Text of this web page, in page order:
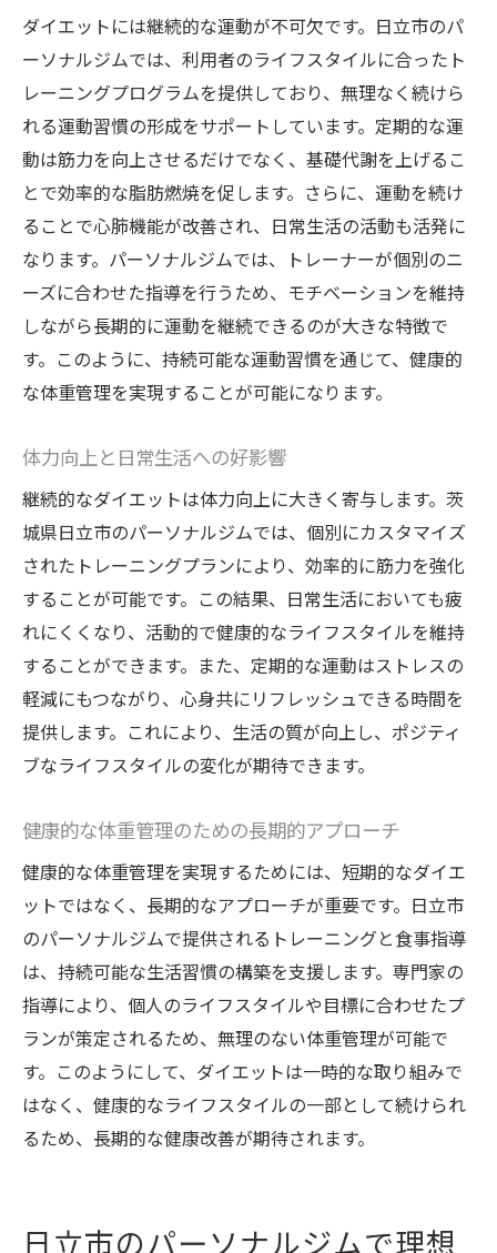
ダイエットには継続的な運動が不可欠です。日立市のパ
ーソナルジムでは、利用者のライフスタイルに合ったト
レーニングプログラムを提供しており、無理なく続けら
れる運動習慣の形成をサポートしています。定期的な運
動は筋力を向上させるだけでなく、基礎代謝を上げるこ
とで効率的な脂肪燃焼を促します。さらに、運動を続け
ることで心肺機能が改善され、日常生活の活動も活発に
なります。パーソナルジムでは、トレーナーが個別のニ
ーズに合わせた指導を行うため、モチベーションを維持
しながら長期的に運動を継続できるのが大きな特徴で
す。このように、持続可能な運動習慣を通じて、健康的
な体重管理を実現することが可能になります。
体力向上と日常生活への好影響
継続的なダイエットは体力向上に大きく寄与します。茨
城県日立市のパーソナルジムでは、個別にカスタマイズ
されたトレーニングプランにより、効率的に筋力を強化
することが可能です。この結果、日常生活においても疲
れにくくなり、活動的で健康的なライフスタイルを維持
することができます。また、定期的な運動はストレスの
軽減にもつながり、心身共にリフレッシュできる時間を
提供します。これにより、生活の質が向上し、ポジティ
ブなライフスタイルの変化が期待できます。
健康的な体重管理のための長期的アプローチ
健康的な体重管理を実現するためには、短期的なダイエ
ットではなく、長期的なアプローチが重要です。日立市
のパーソナルジムで提供されるトレーニングと食事指導
は、持続可能な生活習慣の構築を支援します。専門家の
指導により、個人のライフスタイルや目標に合わせたプ
ランが策定されるため、無理のない体重管理が可能で
す。このようにして、ダイエットは一時的な取り組みで
はなく、健康的なライフスタイルの一部として続けられ
るため、長期的な健康改善が期待されます。
日立市のパーソナルジムで理想